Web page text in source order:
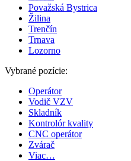
Považská Bystrica
Žilina
Trenčín
Trnava
Lozorno
Vybrané pozície:
Operátor
Vodič VZV
Skladník
Kontrolór kvality
CNC operátor
Zvárač
Viac…